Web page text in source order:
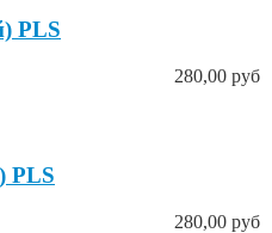
PLS
280,00 руб
PLS
280,00 руб